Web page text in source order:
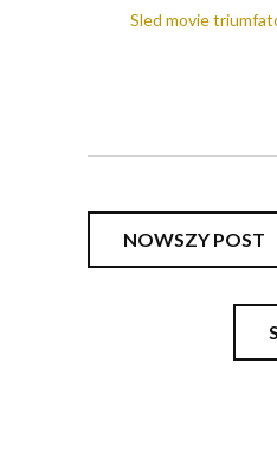
Sled movie
NOWSZY POST